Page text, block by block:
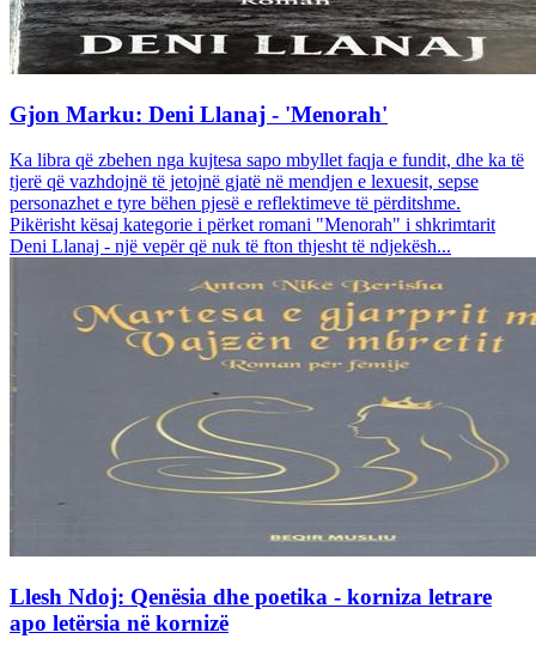
Gjon Marku: Deni Llanaj - 'Menorah'
Ka libra që zbehen nga kujtesa sapo mbyllet faqja e fundit, dhe ka të
tjerë që vazhdojnë të jetojnë gjatë në mendjen e lexuesit, sepse
personazhet e tyre bëhen pjesë e reflektimeve të përditshme.
Pikërisht kësaj kategorie i përket romani "Menorah" i shkrimtarit
Deni Llanaj - një vepër që nuk të fton thjesht të ndjekësh...
Llesh Ndoj: Qenësia dhe poetika - korniza letrare
apo letërsia në kornizë